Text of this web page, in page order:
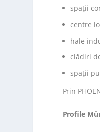
spații
centre
hale
clădiri
spații
Prin
Profile